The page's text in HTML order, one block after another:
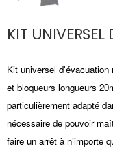
KIT
Kit universel d'évacuation
et bloqueurs longueurs
particulièrement adapté
nécessaire de pouvoir
faire un arrêt à n’importe